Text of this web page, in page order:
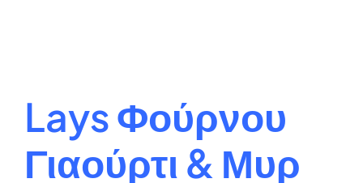
Lays Φούρνου
Γιαούρτι & Μυρ